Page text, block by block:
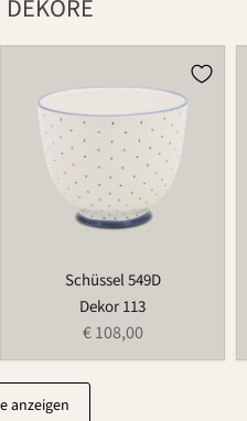
Schüssel 549D
Dekor 113
€ 108,00
anzeigen